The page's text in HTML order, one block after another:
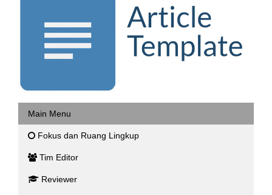
Main Menu
Fokus dan Ruang Lingkup
Tim Editor
Reviewer